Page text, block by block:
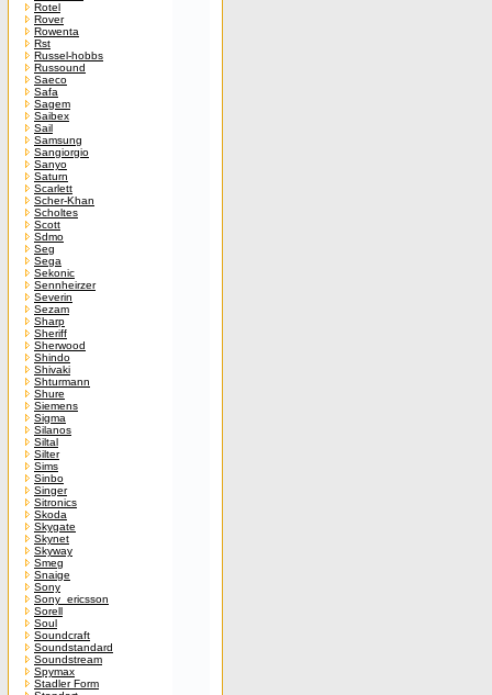
Rotel
Rover
Rowenta
Rst
Russel-hobbs
Russound
Saeco
Safa
Sagem
Saibex
Sail
Samsung
Sangiorgio
Sanyo
Saturn
Scarlett
Scher-Khan
Scholtes
Scott
Sdmo
Seg
Sega
Sekonic
Sennheirzer
Severin
Sezam
Sharp
Sheriff
Sherwood
Shindo
Shivaki
Shturmann
Shure
Siemens
Sigma
Silanos
Siltal
Silter
Sims
Sinbo
Singer
Sitronics
Skoda
Skygate
Skynet
Skyway
Smeg
Snaige
Sony
Sony_ericsson
Sorell
Soul
Soundcraft
Soundstandard
Soundstream
Spymax
Stadler Form